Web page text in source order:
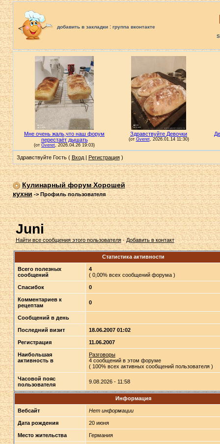
добавить в закладки: группа вконтакте
Здравствуйте Гость ( Вход| Регистрация)
Кулинарный форум Хорошей
кухни->Профиль пользователя
Juni
Найти все сообщения этого пользователя·Добавить в контакт
Статистика активности
Всего полезных
сообщений
4
( 0,00% всех сообщений форума )
Спасибок 0
Комментариев к
рецептам
0
Сообщений в день
Последний визит 18.06.2007 01:02
Регистрация 11.06.2007
Наибольшая
активность в
Разговоры
4 сообщений в этом форуме
( 100% всех активных сообщений пользователя )
Часовой пояс
пользователя
9.08.2026 - 11:58
Информация
Вебсайт Нет информации
Дата рождения 20 июня
Место жительства Германия